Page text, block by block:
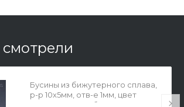
Бусины из бижутерного сплава,
р-р 10х5мм, отв-е 1мм, цвет
чернёное серебро.